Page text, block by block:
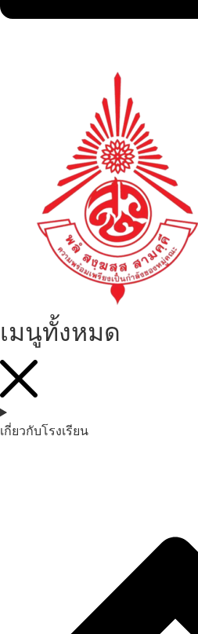
เมนูทั้งหมด
เกี่ยวกับโรงเรียน